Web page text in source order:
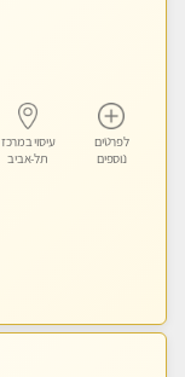
לפרטים
נוספים
עיסוי במרכז
תל-אביב